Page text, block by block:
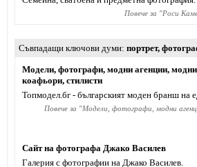
Повече за "Роси
Съвпадащи ключови думи портрет,
Модели, фотографи, модни агенции,
коафьори, стилисти
Топмодел.бг - българският моден бранш на
Повече за "Модели, фотографи, модни
Сайт на фотографа Джако Василев
Галерия с фотографии на Джако Василев.